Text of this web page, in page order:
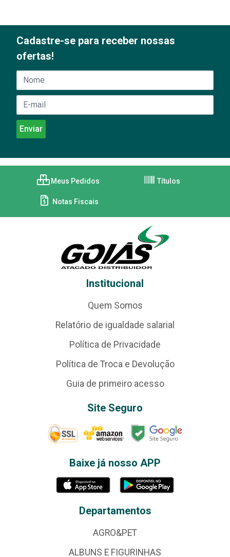
Cadastre-se para receber nossas
ofertas!
Meus Pedidos Títulos
Notas Fiscais
Institucional
Quem Somos
Relatório de igualdade salarial
Política de Privacidade
Política de Troca e Devolução
Guia de primeiro acesso
Site Seguro
Baixe já nosso APP
Departamentos
AGRO&PET
ALBUNS E FIGURINHAS